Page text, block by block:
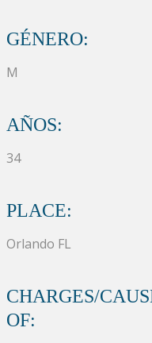
GÉNERO:
M
AÑOS:
34
PLACE:
Orlando FL
CHARGES/
OF: